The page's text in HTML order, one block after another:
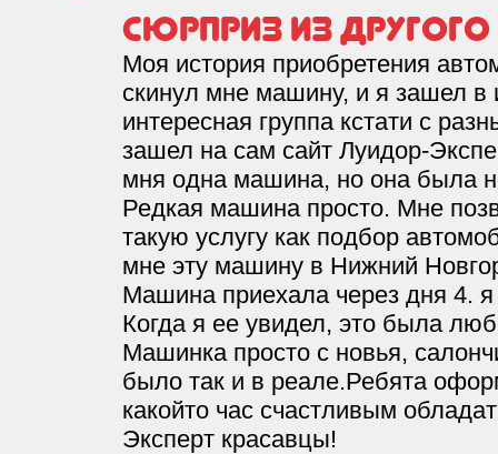
Сюрприз из
Моя история приобретения
скинул мне машину, и я зашел в
интересная группа кстати с
зашел на сам сайт Луидор-
мня одна машина, но она была
Редкая машина просто. Мне
такую услугу как подбор
мне эту машину в Нижний
Машина приехала через дня 4.
Когда я ее увидел, это была
Машинка просто с новья,
было так и в реале.Ребята
какойто час счастливым
Эксперт красавцы!